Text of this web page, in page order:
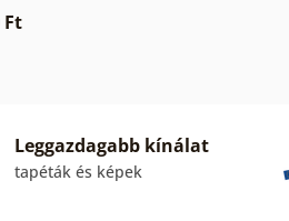
Ft
Leggazdagabb kínálat
tapéták és képek